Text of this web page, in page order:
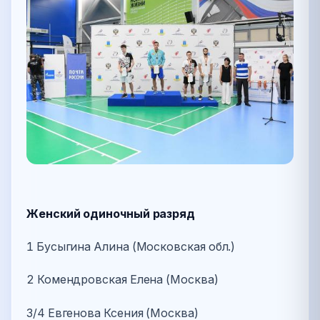
Женский одиночный разряд
1 Бусыгина Алина (Московская обл.)
2 Комендровская Елена (Москва)
3/4 Евгенова Ксения (Москва)